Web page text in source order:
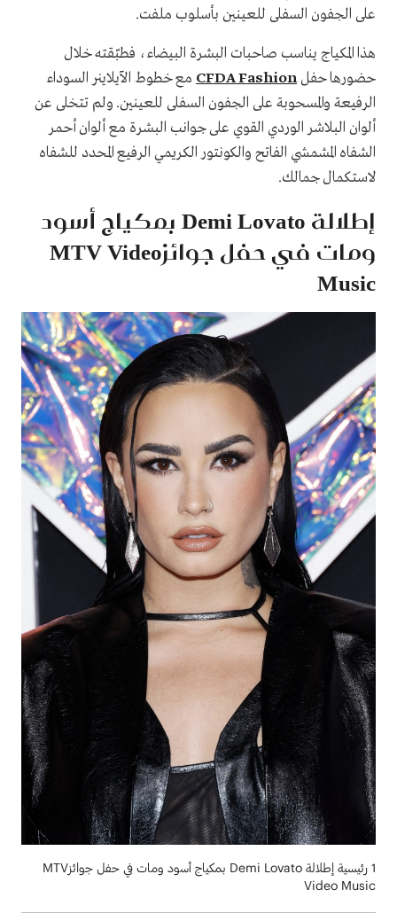
على الجفون السفلى للعينين بأسلوب ملفت.
هذا المكياج يناسب صاحبات البشرة البيضاء، فطبّقته خلال
حضورها حفلCFDA Fashion مع خطوط الآيلاينر السوداء
الرفيعة والمسحوبة على الجفون السفلى للعينين. ولم تتخلى عن
ألوان البلاشر الوردي القوي على جوانب البشرة مع ألوان أحمر
الشفاه المشمشي الفاتح والكونتور الكريمي الرفيع المحدد للشفاه
لاستكمال جمالك.
إطلالة Demi Lovato بمكياج أسود
ومات في حفل جوائزMTV Video
Music
1 رئيسية إطلالة Demi Lovato بمكياج أسود ومات في حفل جوائزMTV
Video Music